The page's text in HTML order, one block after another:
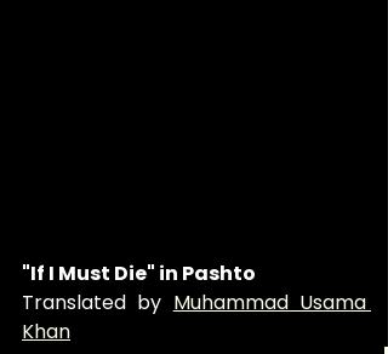
"If I Must Die" in Pashto
Translated by Muhammad Usama
Khan